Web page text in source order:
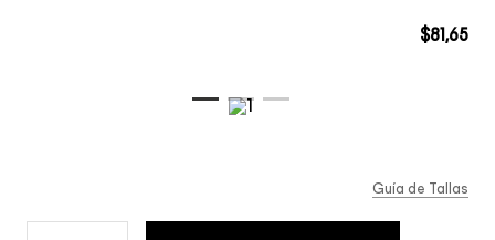
$81 ,65
Guía de Tallas